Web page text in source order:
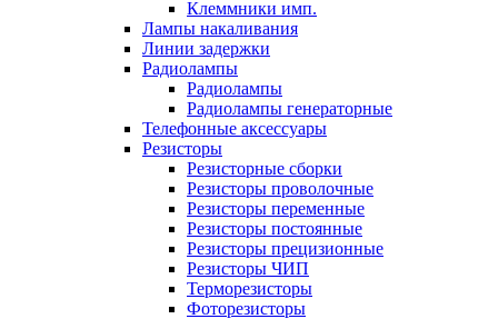
Клеммники имп.
Лампы накаливания
Линии задержки
Радиолампы
Радиолампы
Радиолампы генераторные
Телефонные аксессуары
Резисторы
Резисторные сборки
Резисторы проволочные
Резисторы переменные
Резисторы постоянные
Резисторы прецизионные
Резисторы ЧИП
Терморезисторы
Фоторезисторы